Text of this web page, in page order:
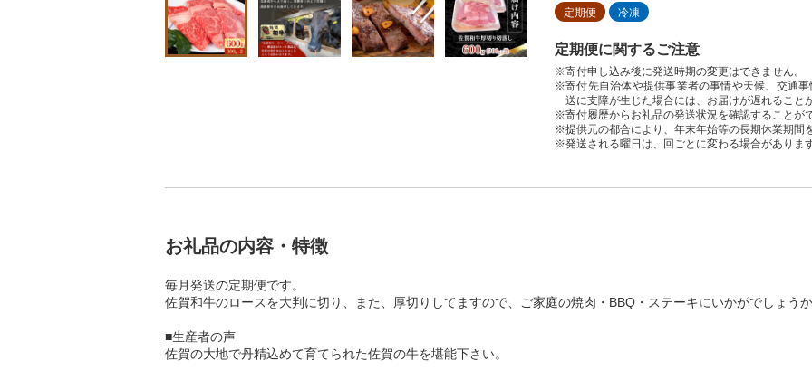
定期便 冷凍
定期便に関するご注意
※寄付申し込み後に発送時期の変更はできません。
※寄付先自治体や提供事業者の事情や天候、交通
送に支障が生じた場合には、お届けが遅れること
※寄付履歴からお礼品の発送状況を確認することが
※提供元の都合により、年末年始等の長期休業期間
※発送される曜日は、回ごとに変わる場合がありま
お礼品の内容・特徴
毎月発送の定期便です。
佐賀和牛のロースを大判に切り、また、厚切りしてますので、ご家庭の焼肉・BBQ・ステーキにいかがでしょう
■生産者の声
佐賀の大地で丹精込めて育てられた佐賀の牛を堪能下さい。